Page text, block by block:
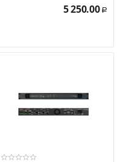
5 250.00 Р